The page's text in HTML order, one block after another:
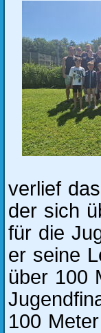
verlief
der sich
für die
er seine
über 100
100